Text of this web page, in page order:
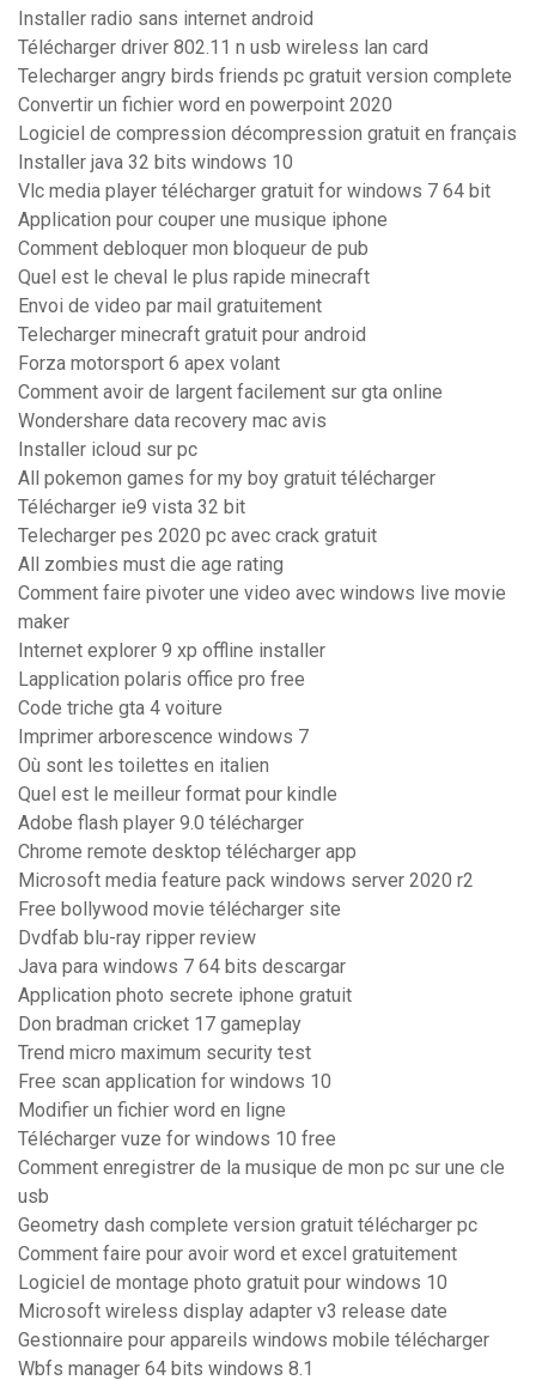
Installer radio sans internet android
Télécharger driver 802.11 n usb wireless lan card
Telecharger angry birds friends pc gratuit version complete
Convertir un fichier word en powerpoint 2020
Logiciel de compression décompression gratuit en français
Installer java 32 bits windows 10
Vlc media player télécharger gratuit for windows 7 64 bit
Application pour couper une musique iphone
Comment debloquer mon bloqueur de pub
Quel est le cheval le plus rapide minecraft
Envoi de video par mail gratuitement
Telecharger minecraft gratuit pour android
Forza motorsport 6 apex volant
Comment avoir de largent facilement sur gta online
Wondershare data recovery mac avis
Installer icloud sur pc
All pokemon games for my boy gratuit télécharger
Télécharger ie9 vista 32 bit
Telecharger pes 2020 pc avec crack gratuit
All zombies must die age rating
Comment faire pivoter une video avec windows live movie
maker
Internet explorer 9 xp offline installer
Lapplication polaris office pro free
Code triche gta 4 voiture
Imprimer arborescence windows 7
Où sont les toilettes en italien
Quel est le meilleur format pour kindle
Adobe flash player 9.0 télécharger
Chrome remote desktop télécharger app
Microsoft media feature pack windows server 2020 r2
Free bollywood movie télécharger site
Dvdfab blu-ray ripper review
Java para windows 7 64 bits descargar
Application photo secrete iphone gratuit
Don bradman cricket 17 gameplay
Trend micro maximum security test
Free scan application for windows 10
Modifier un fichier word en ligne
Télécharger vuze for windows 10 free
Comment enregistrer de la musique de mon pc sur une cle
usb
Geometry dash complete version gratuit télécharger pc
Comment faire pour avoir word et excel gratuitement
Logiciel de montage photo gratuit pour windows 10
Microsoft wireless display adapter v3 release date
Gestionnaire pour appareils windows mobile télécharger
Wbfs manager 64 bits windows 8.1